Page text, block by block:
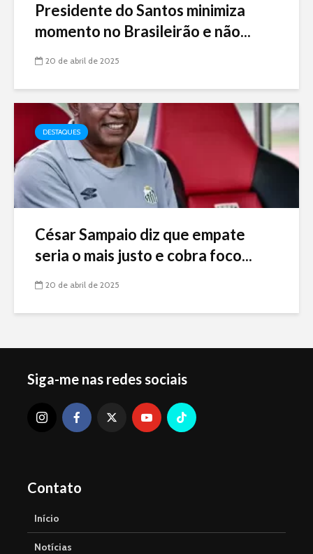
Presidente do Santos minimiza
momento no Brasileirão e não...
20 de abril de 2025
DESTAQUES
César Sampaio diz que empate
seria o mais justo e cobra foco...
20 de abril de 2025
Siga-me nas redes sociais
Contato
Início
Notícias